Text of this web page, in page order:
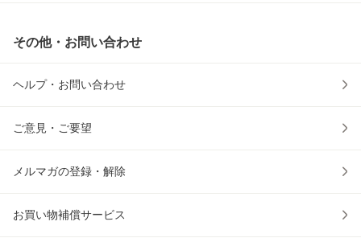
その他・お問い合わせ
ヘルプ・お問い合わせ
ご意見・ご要望
メルマガの登録・解除
お買い物補償サービス